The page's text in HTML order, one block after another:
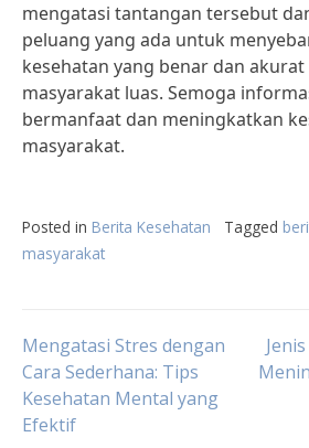
mengatasi tantangan tersebut
peluang yang ada untuk
kesehatan yang benar dan akurat
masyarakat luas. Semoga
bermanfaat dan meningkatkan
masyarakat.
Posted in Berita Kesehatan Tagged
masyarakat
Post
navigation
Mengatasi Stres dengan
Cara Sederhana: Tips
Kesehatan Mental yang
Efektif